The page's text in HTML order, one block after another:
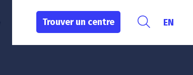
Trouver un centre EN